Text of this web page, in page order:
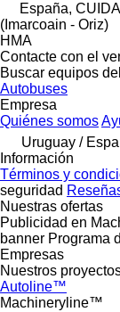
España,
(Imarcoain - Oriz)
HMA
Contacte con el
Buscar equipos
Autobuses
Empresa
Quiénes somos
Uruguay /
Información
Términos y
seguridad
Nuestras ofertas
Publicidad en
banner Programa
Empresas
Nuestros
Autoline™
Machineryline™